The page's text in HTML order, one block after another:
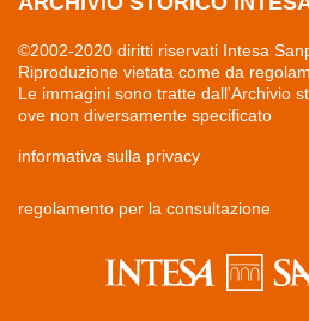
©2002-2020 diritti riservati Intesa
Riproduzione vietata come da
Le immagini sono tratte dall'Archivio
ove non diversamente specificato
informativa sulla privacy
regolamento per la consultazione